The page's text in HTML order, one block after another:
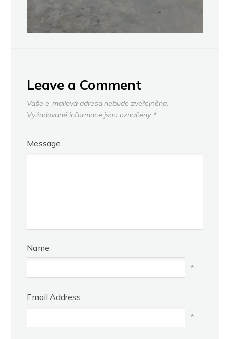
Leave a Comment
Vaše e-mailová adresa nebude zveřejněna.
Vyžadované informace jsou označeny *
Message
Name
*
Email Address
*